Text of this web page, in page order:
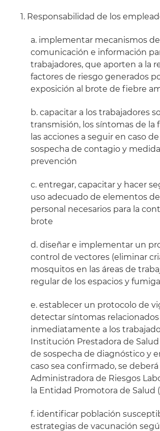
1. Responsabilidad de los
a. implementar mecanismos
comunicación e información
trabajadores, que aporten a la
factores de riesgo generados
exposición al brote de fiebre
b. capacitar a los trabajadores
transmisión, los síntomas de la
las acciones a seguir en caso
sospecha de contagio y
prevención
c. entregar, capacitar y hacer
uso adecuado de elementos
personal necesarios para la
brote
d. diseñar e implementar un
control de vectores (eliminar
mosquitos en las áreas de
regular de los espacios y
e. establecer un protocolo de
detectar síntomas
inmediatamente a los
Institución Prestadora de Salud
de sospecha de diagnóstico y
caso sea confirmado, se
Administradora de Riesgos
la Entidad Promotora de Salud
f. identificar población
estrategias de vacunación